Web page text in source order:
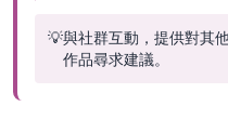
💡與社群互動，提供對其
作品尋求建議。